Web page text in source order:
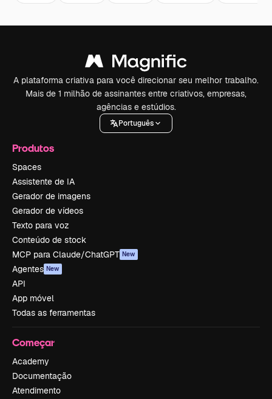
A plataforma criativa para você direcionar seu melhor trabalho.
Mais de 1 milhão de assinantes entre criativos, empresas,
agências e estúdios.
Português
Produtos
Spaces
Assistente de IA
Gerador de imagens
Gerador de vídeos
Texto para voz
Conteúdo de stock
MCP para Claude/ChatGPT New
Agentes New
API
App móvel
Todas as ferramentas
Começar
Academy
Documentação
Atendimento